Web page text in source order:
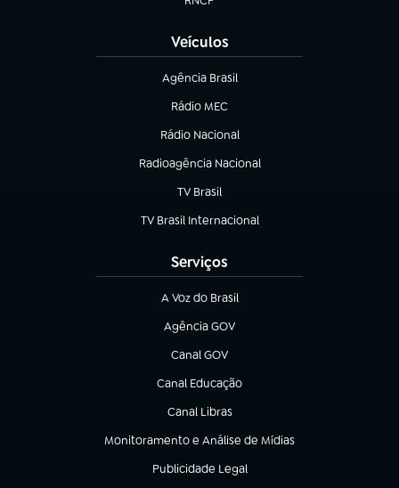
(abre em nova aba)
Veículos
Agência Brasil
(abre em nova aba)
Rádio MEC
(abre em nova aba)
Rádio Nacional
Radioagência Nacional
(abre em nova aba)
TV Brasil
(abre em nova aba)
TV Brasil Internacional
(abre em nova aba)
Serviços
A Voz do Brasil
(abre em nova aba)
Agência GOV
(abre em nova aba)
Canal GOV
(abre em nova aba)
Canal Educação
(abre em nova aba)
Canal Libras
(abre em nova aba)
Monitoramento e Análise de Mídias
(abre em nova aba)
Publicidade Legal
(abre em nova aba)